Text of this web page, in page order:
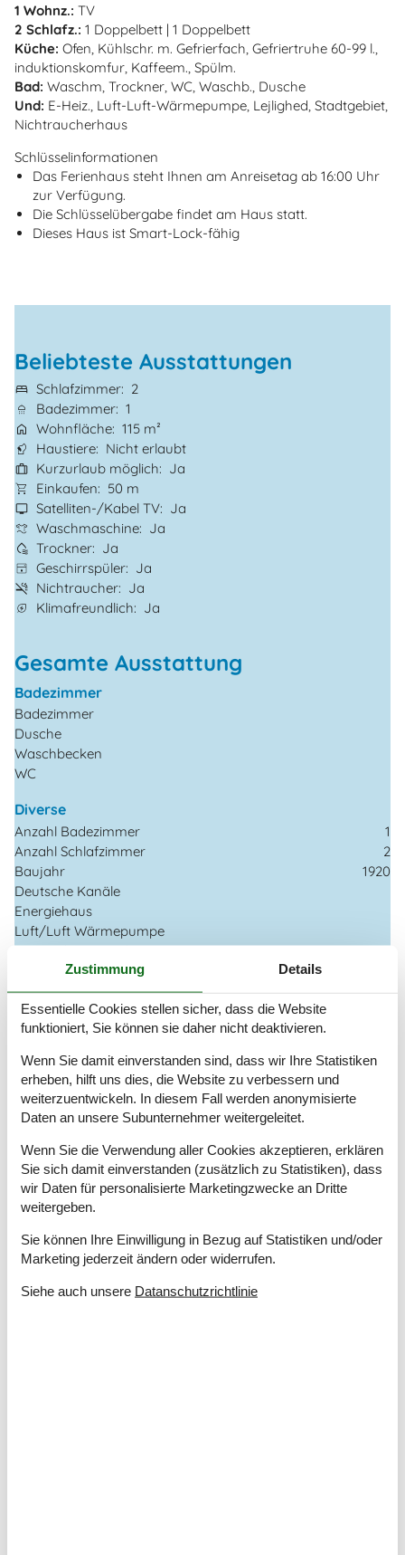
1 Wohnz.: TV
2 Schlafz.: 1 Doppelbett | 1 Doppelbett
Küche: Ofen, Kühlschr. m. Gefrierfach, Gefriertruhe 60-99 l.,
induktionskomfur, Kaffeem., Spülm.
Bad: Waschm, Trockner, WC, Waschb., Dusche
Und: E-Heiz., Luft-Luft-Wärmepumpe, Lejlighed, Stadtgebiet,
Nichtraucherhaus
Schlüsselinformationen
Das Ferienhaus steht Ihnen am Anreisetag ab 16:00 Uhr
zur Verfügung.
Die Schlüsselübergabe findet am Haus statt.
Dieses Haus ist Smart-Lock-fähig
Beliebteste Ausstattungen
Schlafzimmer
2
Badezimmer 1
Wohnfläche 115 m²
Haustiere
Nicht erlaubt
Kurzurlaub möglich
Ja
Einkaufen
50 m
Satelliten-/Kabel TV
Ja
Waschmaschine
Ja
Trockner
Ja
Geschirrspüler
Ja
Nichtraucher
Ja
Klimafreundlich
Ja
Gesamte Ausstattung
Badezimmer
Badezimmer
Dusche
Waschbecken
WC
Diverse
Anzahl Badezimmer
1
Anzahl Schlafzimmer
2
Baujahr
1920
Deutsche Kanäle
Energiehaus
Luft/Luft Wärmepumpe
Nationales Fernsehen
Nichtraucher
Renoviert
2022
Wohnfläche in m²
Deutsche TV-Kanäle
Parabol
TV
Waschmaschine
Wäschetrockner
Entfernung
Bus
Restaurant
50 m
Backofen
Zustimmung Details
Essentielle Cookies stellen sicher, dass die Website
funktioniert, Sie können sie daher nicht deaktivieren.
Wenn Sie damit einverstanden sind, dass wir Ihre Statistiken
erheben, hilft uns dies, die Website zu verbessern und
weiterzuentwickeln. In diesem Fall werden anonymisierte
Daten an unsere Subunternehmer weitergeleitet.
Wenn Sie die Verwendung aller Cookies akzeptieren, erklären
Sie sich damit einverstanden (zusätzlich zu Statistiken), dass
wir Daten für personalisierte Marketingzwecke an Dritte
weitergeben.
Sie können Ihre Einwilligung in Bezug auf Statistiken und/oder
Marketing jederzeit ändern oder widerrufen.
Siehe auch unsere Datanschutzrichtlinie